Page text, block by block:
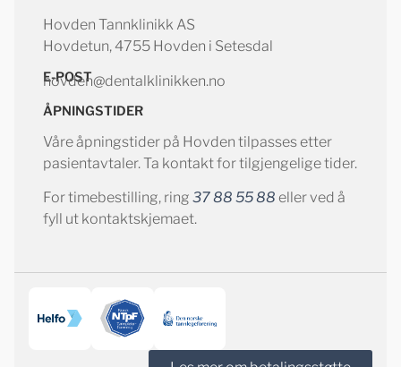
Hovden Tannklinikk AS
Hovdetun, 4755 Hovden i Setesdal
E-POST
hovden@dentalklinikken.no
ÅPNINGSTIDER
Våre åpningstider på Hovden tilpasses etter
pasientavtaler. Ta kontakt for tilgjengelige tider.
For timebestilling, ring 37 88 55 88 eller ved å
fyll ut kontaktskjemaet.